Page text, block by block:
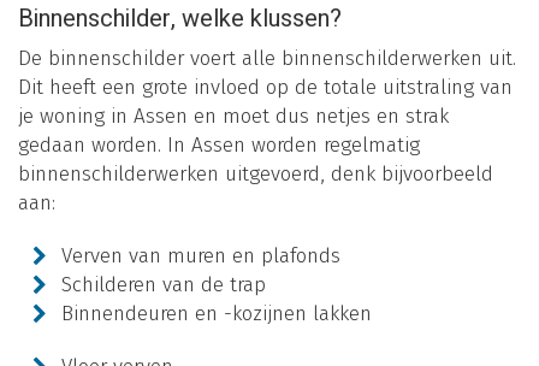
Binnenschilder, welke klussen?
De binnenschilder voert alle binnenschilderwerken uit.
Dit heeft een grote invloed op de totale uitstraling van
je woning in Assen en moet dus netjes en strak
gedaan worden. In Assen worden regelmatig
binnenschilderwerken uitgevoerd, denk bijvoorbeeld
aan:
Verven van muren en plafonds
Schilderen van de trap
Binnendeuren en -kozijnen lakken